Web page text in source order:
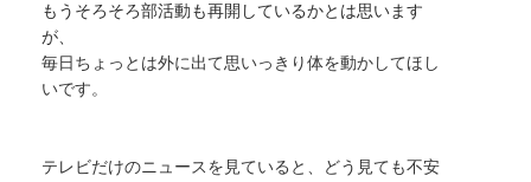
もうそろそろ部活動も再開しているかとは思います
が、
毎日ちょっとは外に出て思いっきり体を動かしてほし
いです。
テレビだけのニュースを見ていると、どう見ても不安